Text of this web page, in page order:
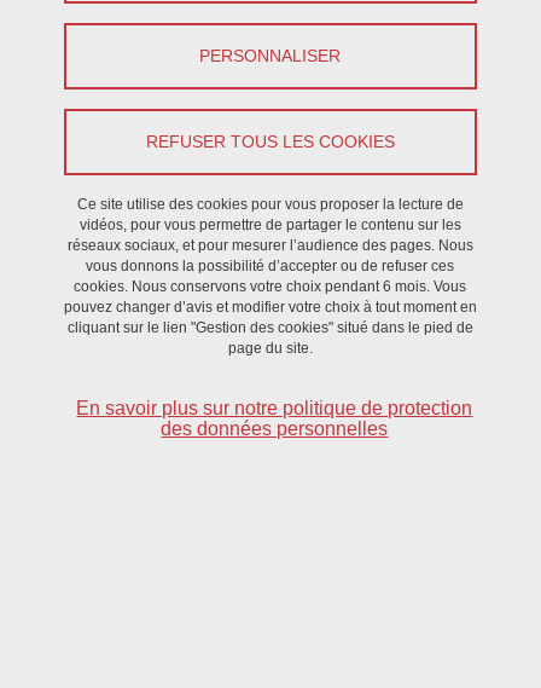
Aucun élement à afficher
Imprimer Partager Partager sur Facebook
Partager sur LinkedIn
Partager l'URL de cette page
Ce site utilise des cookies pour vous proposer la lecture de
vidéos, pour vous permettre de partager le contenu sur les
réseaux sociaux, et pour mesurer l’audience des pages. Nous
vous donnons la possibilité d’accepter ou de refuser ces
cookies. Nous conservons votre choix pendant 6 mois. Vous
pouvez changer d’avis et modifier votre choix à tout moment en
cliquant sur le lien "Gestion des cookies" situé dans le pied de
page du site.
En savoir plus sur notre politique de protection
des données personnelles
REFUSER TOUS LES COOKIES
PERSONNALISER